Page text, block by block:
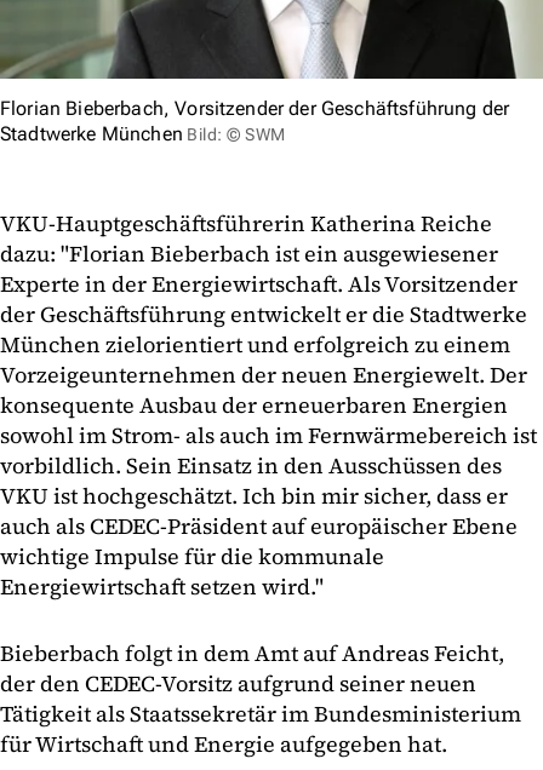
Florian Bieberbach, Vorsitzender der Geschäftsführung der
Stadtwerke München Bild: © SWM
VKU-Hauptgeschäftsführerin Katherina Reiche
dazu: "Florian Bieberbach ist ein ausgewiesener
Experte in der Energiewirtschaft. Als Vorsitzender
der Geschäftsführung entwickelt er die Stadtwerke
München zielorientiert und erfolgreich zu einem
Vorzeigeunternehmen der neuen Energiewelt. Der
konsequente Ausbau der erneuerbaren Energien
sowohl im Strom- als auch im Fernwärmebereich ist
vorbildlich. Sein Einsatz in den Ausschüssen des
VKU ist hochgeschätzt. Ich bin mir sicher, dass er
auch als CEDEC-Präsident auf europäischer Ebene
wichtige Impulse für die kommunale
Energiewirtschaft setzen wird."
Bieberbach folgt in dem Amt auf Andreas Feicht,
der den CEDEC-Vorsitz aufgrund seiner neuen
Tätigkeit als Staatssekretär im Bundesministerium
für Wirtschaft und Energie aufgegeben hat.